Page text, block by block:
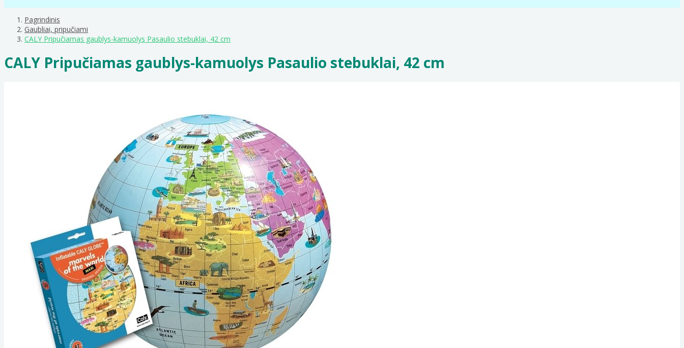
Pagrindinis
Gaubliai, pripučiami
CALY Pripučiamas gaublys-kamuolys Pasaulio stebuklai, 42 cm
CALY Pripučiamas gaublys-kamuolys Pasaulio stebuklai, 42 cm